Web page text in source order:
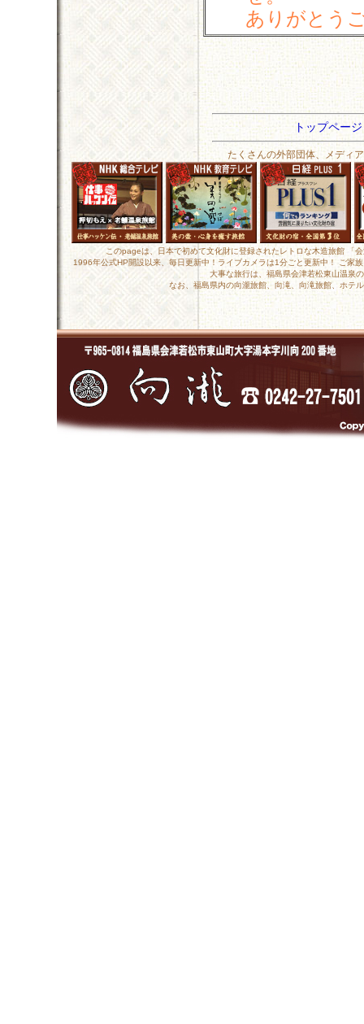
ありがとう
トップペー
たくさんの外部団体、メディ
このpageは、日本で初めて文化財に登録されたレトロな木造旅館
1996年公式HP開設以来、毎日更新中！ライブカメラは1分ごと更新中！ ご家
大事な旅行は、福島県会津若松東山温泉
なお、福島県内の向瀧旅館、向滝、向滝旅館、ホテ